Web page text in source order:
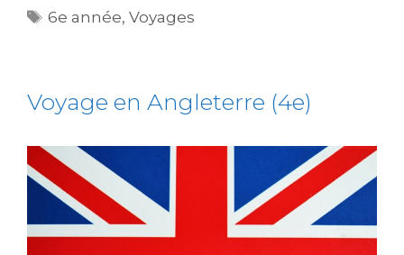
6e année,Voyages
Voyage en Angleterre (4e)